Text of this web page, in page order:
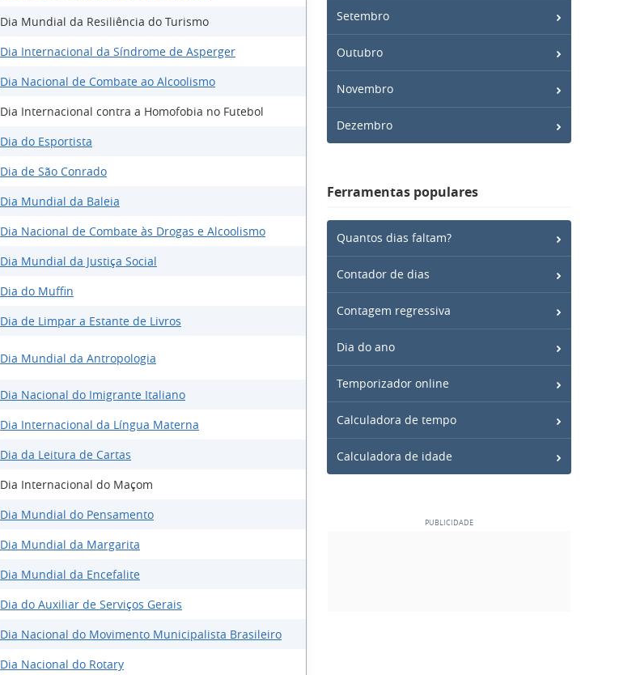
Dia Mundial da Resiliência do Turismo
Dia Internacional da Síndrome de Asperger
Dia Nacional de Combate ao Alcoolismo
Dia Internacional contra a Homofobia no Futebol
Dia do Esportista
Dia de São Conrado
Dia Mundial da Baleia
Dia Nacional de Combate às Drogas e Alcoolismo
Dia Mundial da Justiça Social
Dia do Muffin
Dia de Limpar a Estante de Livros
Dia Mundial da Antropologia
Dia Nacional do Imigrante Italiano
Dia Internacional da Língua Materna
Dia da Leitura de Cartas
Dia Internacional do Maçom
Dia Mundial do Pensamento
Dia Mundial da Margarita
Dia Mundial da Encefalite
Dia do Auxiliar de Serviços Gerais
Dia Nacional do Movimento Municipalista Brasileiro
Dia Nacional do Rotary
Setembro
Outubro
Novembro
Dezembro
Ferramentas populares
Quantos dias faltam?
Contador de dias
Contagem regressiva
Dia do ano
Temporizador online
Calculadora de tempo
Calculadora de idade